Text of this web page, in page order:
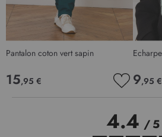
Pantalon coton vert sapin
15,95 €
MA
LISTE
D’ENVIE
9,95 €
4.4/5